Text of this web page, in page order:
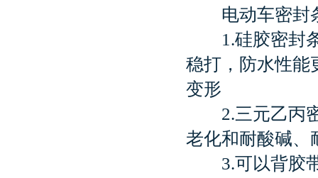
电动车密封条
1.硅胶密封条
稳打，防水性能
变形
2.三元乙丙密
老化和耐酸碱、
3.可以背胶带